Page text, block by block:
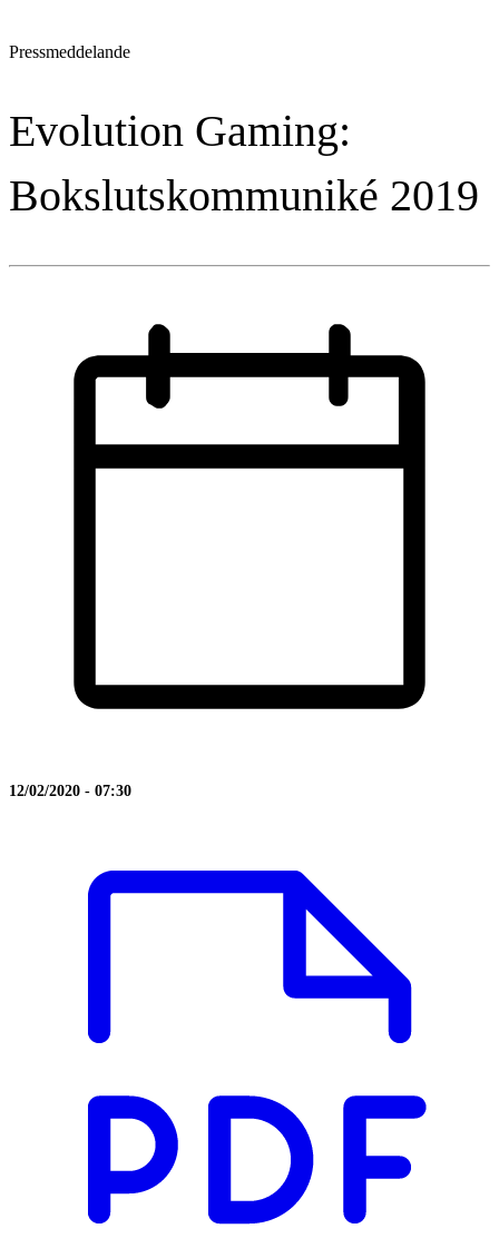
Pressmeddelande
Evolution Gaming:
Bokslutskommuniké 2019
12/02/2020 - 07:30